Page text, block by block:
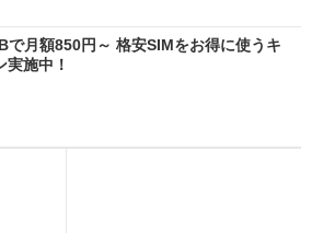
で月額850円～ 格安SIMをお得に使うキ
実施中！